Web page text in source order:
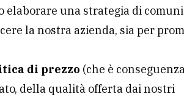
elaborare una strategia di
la nostra azienda, sia per
di prezzo (che è
della qualità offerta dai nostri